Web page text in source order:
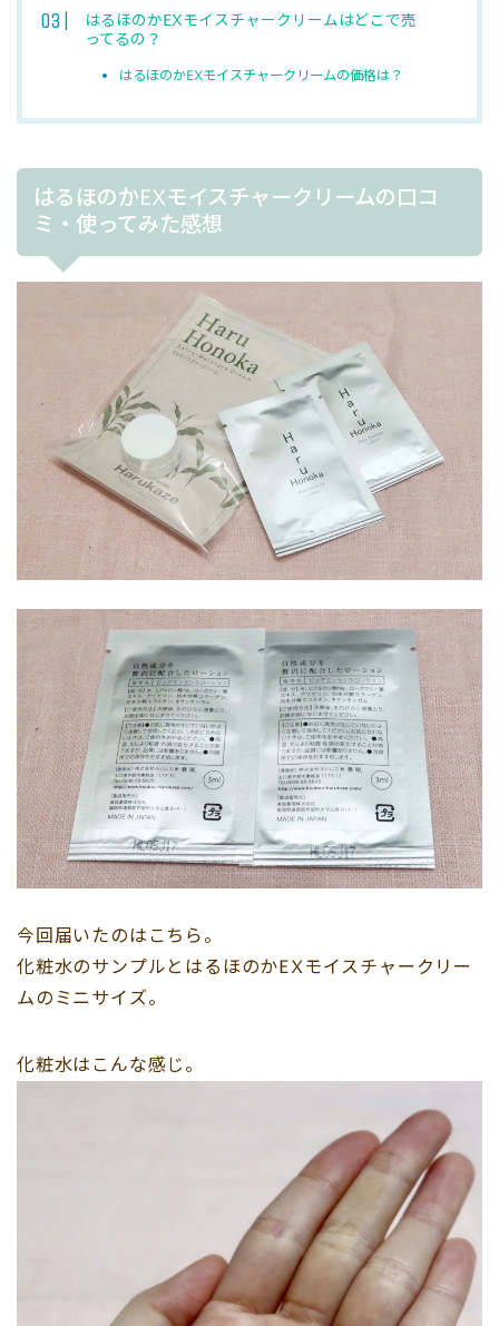
はるほのかEXモイスチャークリームはどこで売
ってるの？
はるほのかEXモイスチャークリームの価格は？
はるほのかEXモイスチャークリームの口コ
ミ・使ってみた感想
今回届いたのはこちら。
化粧水のサンプルとはるほのかEXモイスチャークリー
ムのミニサイズ。
化粧水はこんな感じ。